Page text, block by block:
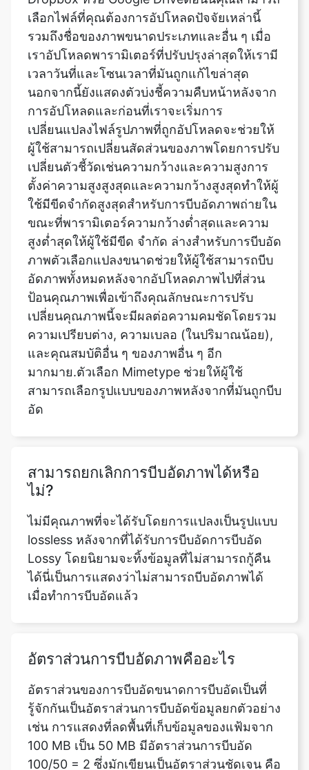
เราอัปโหลดพารามิเตอร์ที่ปรับปรุงล่าสุดให้เรามี
เวลาวันที่และโซนเวลาที่มันถูกแก้ไขล่าสุด
นอกจากนี้ยังแสดงตัวบ่งชี้ความคืบหน้าหลังจาก
การอัปโหลดและก่อนที่เราจะเริ่มการ
เปลี่ยนแปลงไฟล์รูปภาพที่ถูกอัปโหลดจะช่วยให้
ผู้ใช้สามารถเปลี่ยนสัดส่วนของภาพโดยการปรับ
เปลี่ยนตัวชี้วัดเช่นความกว้างและความสูงการ
ตั้งค่าความสูงสูงสุดและความกว้างสูงสุดทำให้ผู้
ใช้มีขีดจำกัดสูงสุดสำหรับการบีบอัดภาพถ่ายใน
ขณะที่พารามิเตอร์ความกว้างต่ำสุดและความ
สูงต่ำสุดให้ผู้ใช้มีขีด จำกัด ล่างสำหรับการบีบอัด
ภาพตัวเลือกแปลงขนาดช่วยให้ผู้ใช้สามารถบีบ
อัดภาพทั้งหมดหลังจากอัปโหลดภาพไปที่ส่วน
ป้อนคุณภาพเพื่อเข้าถึงคุณลักษณะการปรับ
เปลี่ยนคุณภาพนี้จะมีผลต่อความคมชัดโดยรวม
ความเปรียบต่าง, ความเบลอ (ในปริมาณน้อย),
และคุณสมบัติอื่น ๆ ของภาพอื่น ๆ อีก
มากมาย.ตัวเลือก Mimetype ช่วยให้ผู้ใช้
สามารถเลือกรูปแบบของภาพหลังจากที่มันถูกบีบ
อัด
ไม่มีคุณภาพที่จะได้รับโดยการแปลงเป็นรูปแบบ
lossless หลังจากที่ได้รับการบีบอัดการบีบอัด
Lossy โดยนิยามจะทิ้งข้อมูลที่ไม่สามารถกู้คืน
ได้นี่เป็นการแสดงว่าไม่สามารถบีบอัดภาพได้
เมื่อทำการบีบอัดแล้ว
อัตราส่วนของการบีบอัดขนาดการบีบอัดเป็นที่
รู้จักกันเป็นอัตราส่วนการบีบอัดข้อมูลยกตัวอย่าง
เช่น การแสดงที่ลดพื้นที่เก็บข้อมูลของแฟ้มจาก
100 MB เป็น 50 MB มีอัตราส่วนการบีบอัด
100/50 = 2 ซึ่งมักเขียนเป็นอัตราส่วนชัดเจน คือ
2:1 หรือเป็นอัตราส่วนโดยปริยาย คือ 2/1